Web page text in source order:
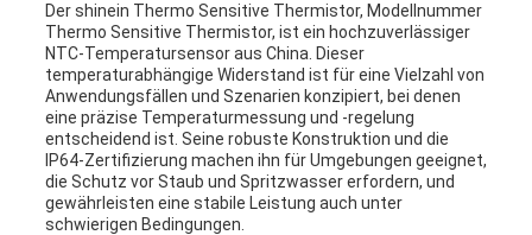
Der shinein Thermo Sensitive Thermistor, Modellnummer
Thermo Sensitive Thermistor, ist ein hochzuverlässiger
NTC-Temperatursensor aus China. Dieser
temperaturabhängige Widerstand ist für eine Vielzahl von
Anwendungsfällen und Szenarien konzipiert, bei denen
eine präzise Temperaturmessung und -regelung
entscheidend ist. Seine robuste Konstruktion und die
IP64-Zertifizierung machen ihn für Umgebungen geeignet,
die Schutz vor Staub und Spritzwasser erfordern, und
gewährleisten eine stabile Leistung auch unter
schwierigen Bedingungen.